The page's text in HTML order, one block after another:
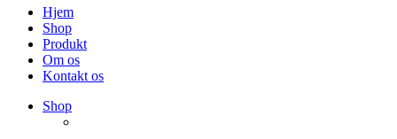
Hjem
Shop
Produkt
Om os
Kontakt os
Shop